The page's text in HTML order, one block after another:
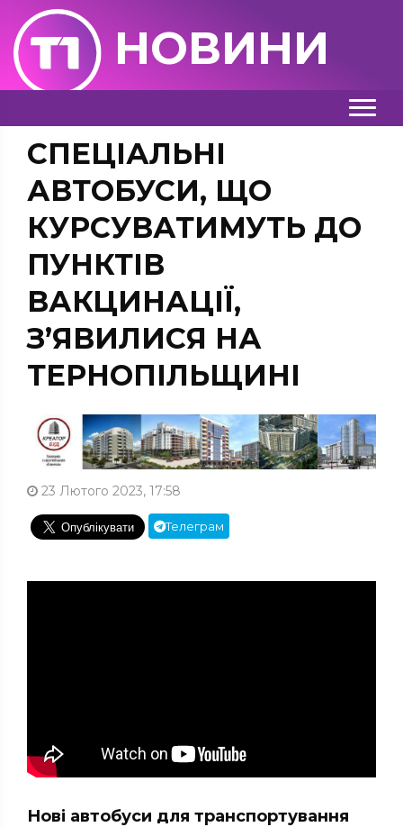
НОВИНИ
СПЕЦІАЛЬНІ
АВТОБУСИ, ЩО
КУРСУВАТИМУТЬ ДО
ПУНКТІВ
ВАКЦИНАЦІЇ,
З’ЯВИЛИСЯ НА
ТЕРНОПІЛЬЩИНІ
23 Лютого 2023, 17:58
Телеграм
Нові автобуси для транспортування